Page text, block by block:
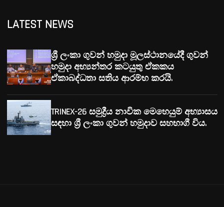
LATEST NEWS
ශ්‍රී ලංකා ගුවන් හමුදා මූලස්ථානයේදී ගුවන්
හමුදා අභ්‍යන්තර කටයුතු ඒකකය
ඒකාබද්ධතා සතිය ආරම්භ කරයි.
TRINEX-26 සමුද්‍රීය නාවික මෙහෙයුම් අභ්‍යාසය
සඳහා ශ්‍රී ලංකා ගුවන් හමුදාව සහභාගී විය.